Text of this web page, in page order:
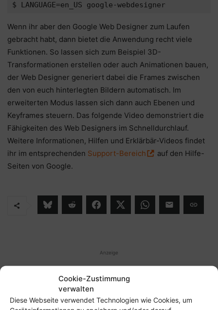
Cookie-Zustimmung
verwalten
Diese Webseite verwendet Technologien wie Cookies, um
Wenn ihr aber den Google Web Designer zum Laufen
gebracht habt, dann bietet die Anwendung recht viele
Funktionen. So lassen sich zum Beispiel 3D-
Transformationen erstellen oder auch Animationen bauen,
der Web Designer generiert dabei die Frames zwischen
den von euch hinterlegten Bildern automatisch. Im
erweiterten Modus lassen sich dann auch Ebenen und
Keyframes steuern. Das folgende Video demonstriert die
Fähigkeiten des Web Designers im Schnelldurchlauf.
Weitere Informationen, Hilfen und Erklärbär-Videos findet
ihr im entsprechenden Support-Bereich
auf den Hilfe-
Seiten von Google.
Anzeige